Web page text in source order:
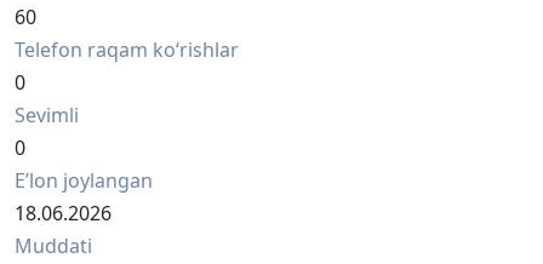
60
Telefon raqam ko‘rishlar
0
Sevimli
0
Eʼlon joylangan
18.06.2026
Muddati